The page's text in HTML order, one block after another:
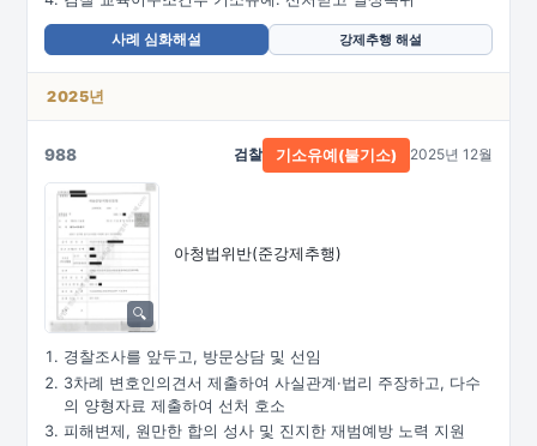
사례 심화해설 강제추행 해설
2025년
988
아청법위반(준강제추행)
검찰 기소유예(불기소) 2025년 12월
경찰조사를 앞두고, 방문상담 및 선임
3차례 변호인의견서 제출하여 사실관계·법리 주장하고, 다수
의 양형자료 제출하여 선처 호소
피해변제, 원만한 합의 성사 및 진지한 재범예방 노력 지원